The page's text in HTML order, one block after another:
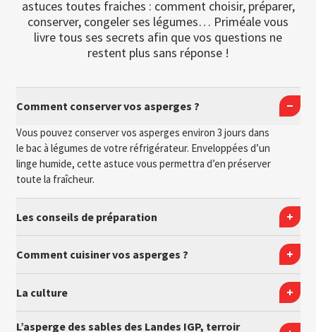
astuces toutes fraiches : comment choisir, préparer,
conserver, congeler ses légumes… Priméale vous
livre tous ses secrets afin que vos questions ne
restent plus sans réponse !
Comment conserver vos asperges ?
Vous pouvez conserver vos asperges environ 3 jours dans
le bac à légumes de votre réfrigérateur. Enveloppées d’un
linge humide, cette astuce vous permettra d’en préserver
toute la fraîcheur.
Les conseils de préparation
Comment cuisiner vos asperges ?
La culture
L’asperge des sables des Landes IGP, terroir